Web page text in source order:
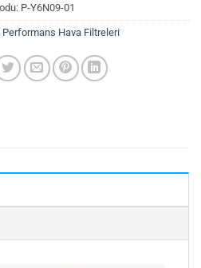
P-Y6N09-01
Performans Hava Filtreleri